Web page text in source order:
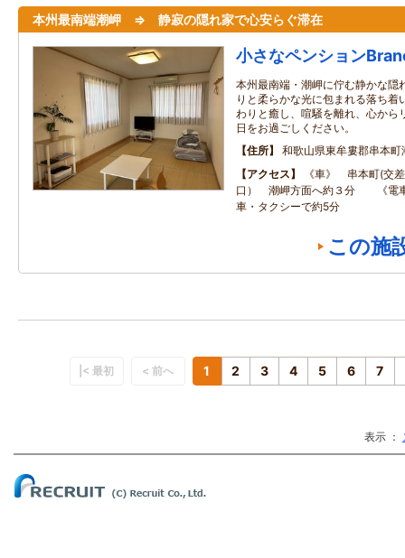
本州最南端潮岬 ⇒ 静寂の隠れ家で心安らぐ滞在
小さなペンション
本州最南端・潮岬に佇む静かな隠
りと柔らかな光に包まれる落ち着
わりと癒し、喧騒を離れ、心から
日をお過ごしください。
住所
和歌山県東牟婁郡串本
アクセス
《車》 串本町(交
口） 潮岬方面へ約３分 《電
車・タクシーで約5分
この施
|< 最初 < 前へ 1 2 3 4 5 6 7
表示 ：